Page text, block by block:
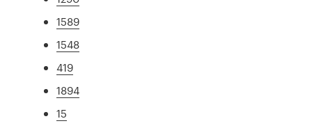
1589
1548
419
1894
15